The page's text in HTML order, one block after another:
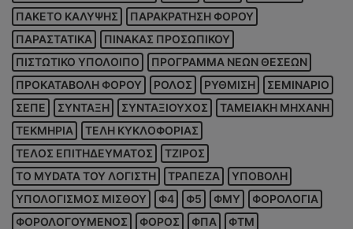
ΠΑΚΕΤΟ ΚΑΛΥΨΗΣ
ΠΑΡΑΚΡΑΤΗΣΗ ΦΟΡΟΥ
ΠΑΡΑΣΤΑΤΙΚΑ
ΠΙΝΑΚΑΣ ΠΡΟΣΩΠΙΚΟΥ
ΠΙΣΤΩΤΙΚΟ ΥΠΟΛΟΙΠΟ
ΠΡΟΓΡΑΜΜΑ ΝΕΩΝ ΘΕΣΕΩΝ
ΠΡΟΚΑΤΑΒΟΛΗ ΦΟΡΟΥ
ΡΟΛΟΣ ΡΥΘΜΙΣΗ
ΣΕΜΙΝΑΡΙΟ
ΣΕΠΕ
ΣΥΝΤΑΞΗ ΣΥΝΤΑΞΙΟΥΧΟΣ
ΤΑΜΕΙΑΚΗ ΜΗΧΑΝΗ
ΤΕΚΜΗΡΙΑ
ΤΕΛΗ ΚΥΚΛΟΦΟΡΙΑΣ
ΤΕΛΟΣ ΕΠΙΤΗΔΕΥΜΑΤΟΣ
ΤΖΙΡΟΣ
ΤΟ MYDATA ΤΟΥ ΛΟΓΙΣΤΗ
ΤΡΑΠΕΖΑ
ΥΠΟΒΟΛΗ
ΥΠΟΛΟΓΙΣΜΟΣ ΜΙΣΘΟΥ
Φ4 Φ5 ΦΜΥ
ΦΟΡΟΛΟΓΙΑ
ΦΟΡΟΛΟΓΟΥΜΕΝΟΣ
ΦΟΡΟΣ ΦΠΑ
ΦΤΜ